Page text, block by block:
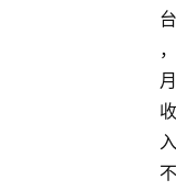
台
，
月
收
入
不